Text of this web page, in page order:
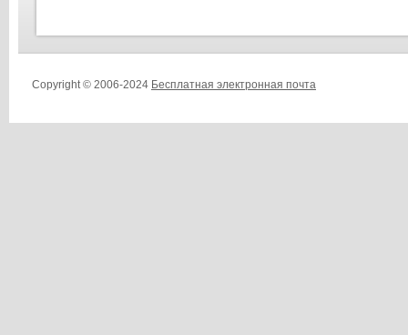
Copyright © 2006-2024 Бесплатная электронная почта